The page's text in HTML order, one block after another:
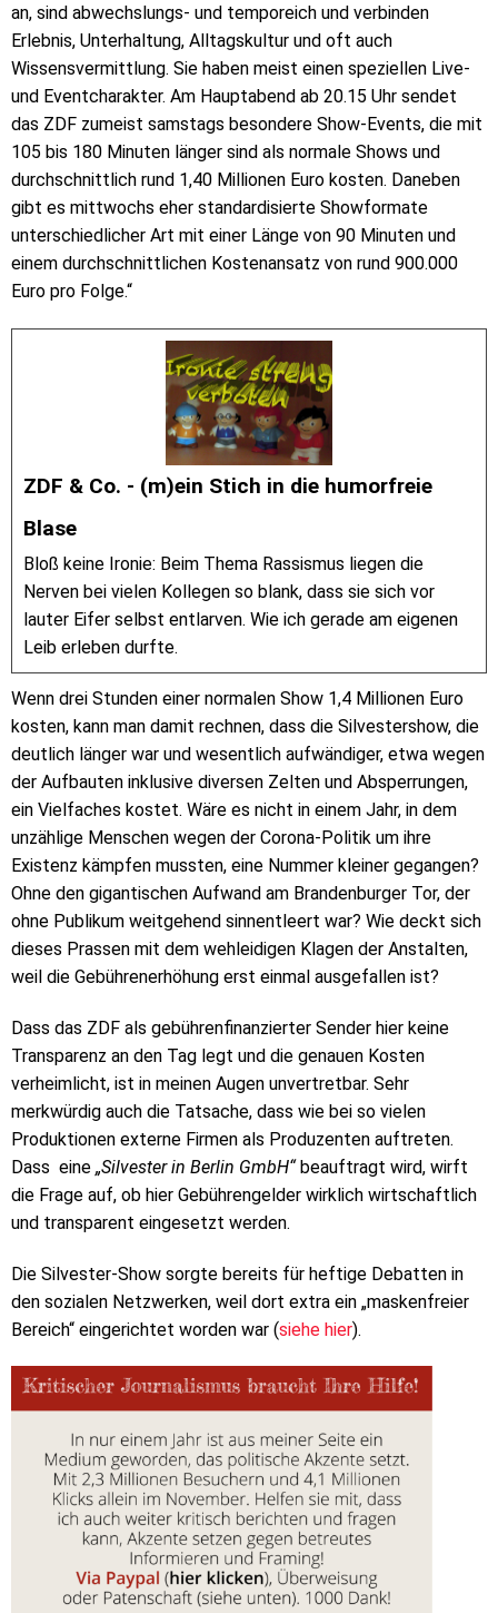
an, sind abwechslungs- und temporeich und verbinden
Erlebnis, Unterhaltung, Alltagskultur und oft auch
Wissensvermittlung. Sie haben meist einen speziellen Live-
und Eventcharakter. Am Hauptabend ab 20.15 Uhr sendet
das ZDF zumeist samstags besondere Show-Events, die mit
105 bis 180 Minuten länger sind als normale Shows und
durchschnittlich rund 1,40 Millionen Euro kosten. Daneben
gibt es mittwochs eher standardisierte Showformate
unterschiedlicher Art mit einer Länge von 90 Minuten und
einem durchschnittlichen Kostenansatz von rund 900.000
Euro pro Folge.“
ZDF & Co. - (m)ein Stich in die humorfreie
Blase
Bloß keine Ironie: Beim Thema Rassismus liegen die
Nerven bei vielen Kollegen so blank, dass sie sich vor
lauter Eifer selbst entlarven. Wie ich gerade am eigenen
Leib erleben durfte.
Wenn drei Stunden einer normalen Show 1,4 Millionen Euro
kosten, kann man damit rechnen, dass die Silvestershow, die
deutlich länger war und wesentlich aufwändiger, etwa wegen
der Aufbauten inklusive diversen Zelten und Absperrungen,
ein Vielfaches kostet. Wäre es nicht in einem Jahr, in dem
unzählige Menschen wegen der Corona-Politik um ihre
Existenz kämpfen mussten, eine Nummer kleiner gegangen?
Ohne den gigantischen Aufwand am Brandenburger Tor, der
ohne Publikum weitgehend sinnentleert war? Wie deckt sich
dieses Prassen mit dem wehleidigen Klagen der Anstalten,
weil die Gebührenerhöhung erst einmal ausgefallen ist?
Dass das ZDF als gebührenfinanzierter Sender hier keine
Transparenz an den Tag legt und die genauen Kosten
verheimlicht, ist in meinen Augen unvertretbar. Sehr
merkwürdig auch die Tatsache, dass wie bei so vielen
Produktionen externe Firmen als Produzenten auftreten.
Dass eine „Silvester in Berlin GmbH“beauftragt wird, wirft
die Frage auf, ob hier Gebührengelder wirklich wirtschaftlich
und transparent eingesetzt werden.
Die Silvester-Show sorgte bereits für heftige Debatten in
den sozialen Netzwerken, weil dort extra ein „maskenfreier
Bereich“ eingerichtet worden war (siehe hier).